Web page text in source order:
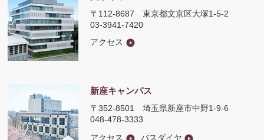
〒112-8687東京都文京区大塚1-5-2
03-3941-7420
アクセス
新座キャンパス
〒352-8501埼玉県新座市中野1-9-6
048-478-3333
アクセス
バスダイヤ